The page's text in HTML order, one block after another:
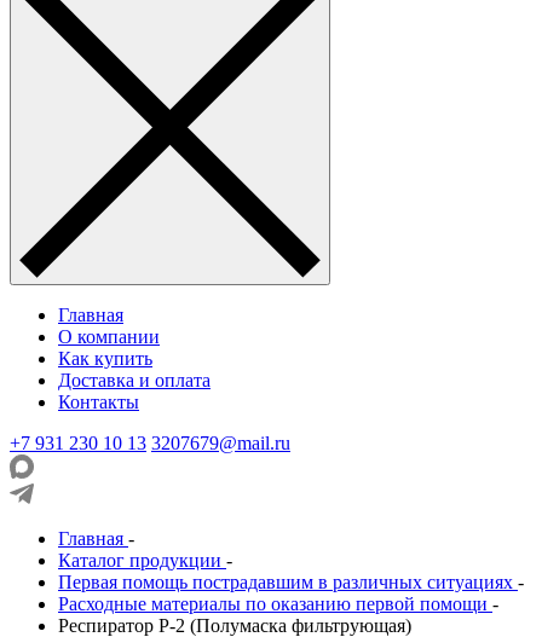
Главная
О компании
Как купить
Доставка и оплата
Контакты
+7 931 230 10 13 3207679@mail.ru
Главная -
Каталог продукции -
Первая помощь пострадавшим в различных ситуациях -
Расходные материалы по оказанию первой помощи -
Респиратор Р-2 (Полумаска фильтрующая)